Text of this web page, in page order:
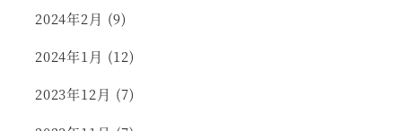
2024年2月 (9)
2024年1月 (12)
2023年12月 (7)